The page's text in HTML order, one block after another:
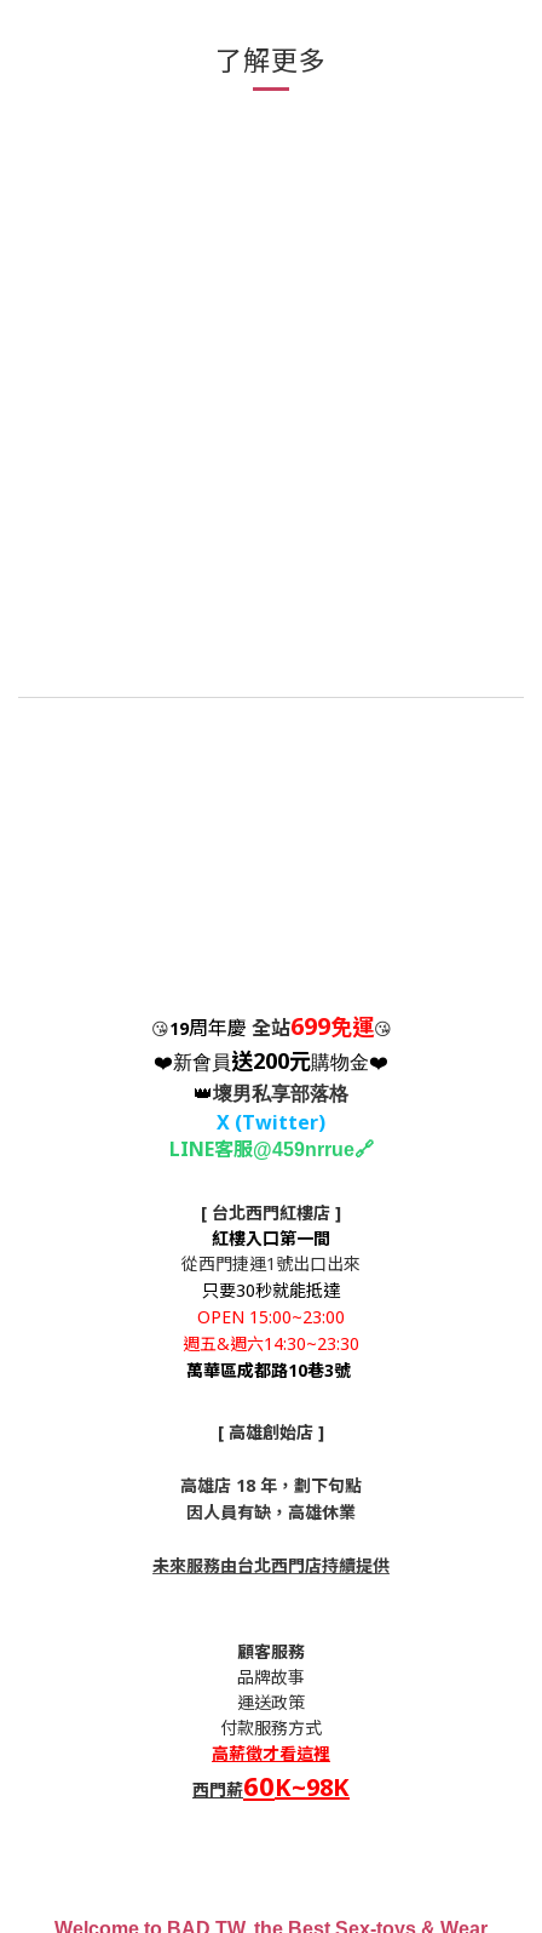
了解更多
😘19周年慶 全站699免運😘
❤️新會員送200元購物金❤️
👑壞男私享部落格
X (Twitter)
LINE客服@459nrrue🔗
[ 台北西門紅樓店 ]
紅樓入口第一間
從西門捷運1號出口出來
只要30秒就能抵達
OPEN 15:00~23:00
週五&週六14:30~23:30
萬華區成都路10巷3號
[ 高雄創始店 ]
高雄店 18 年，劃下句點
因人員有缺，高雄休業
未來服務由台北西門店持續提供
顧客服務
品牌故事
運送政策
付款服務方式
高薪徵才看這裡
西門薪60K~98K
Welcome to BAD.TW, the Best Sex-toys & Wear